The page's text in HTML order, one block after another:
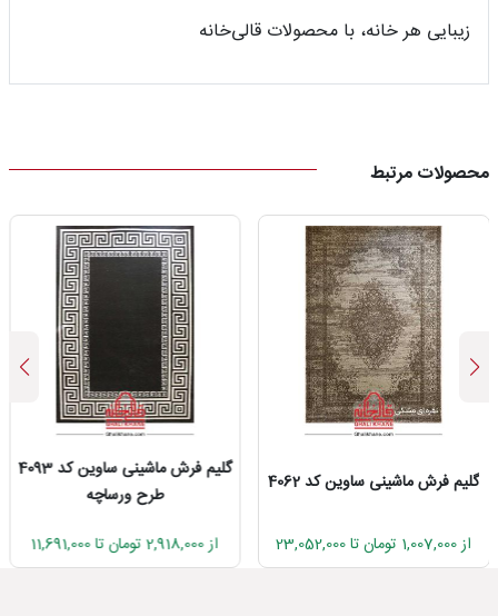
زیبایی هر خانه، با محصولات قالی‌خانه
محصولات مرتبط
گلیم فرش ماشینی ساوین کد 4062
از 1,007,000 تومان تا 23,052,000
گلیم فرش ماشینی ساوین کد 4093
طرح ورساچه
از 2,918,000 تومان تا 11,691,000